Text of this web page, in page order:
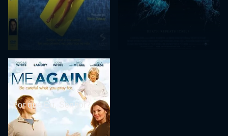
Por que Eu, Senhor?